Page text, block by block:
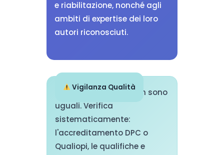
e riabilitazione, nonché agli
ambiti di expertise dei loro
autori riconosciuti.
Vigilanza Qualità
Tutte le formazioni non sono
uguali. Verifica
sistematicamente:
l'accreditamento DPC o
Qualiopi, le qualifiche e